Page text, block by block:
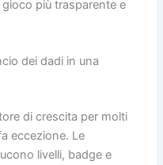
più trasparente e
dei dadi in una
di crescita per molti
eccezione. Le
livelli, badge e